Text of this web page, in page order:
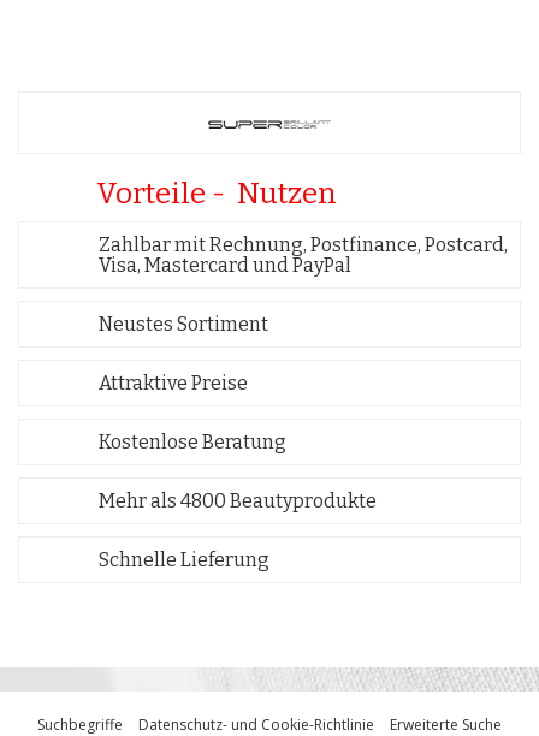
Vorteile - Nutzen
Zahlbar mit Rechnung, Postfinance, Postcard,
Visa, Mastercard und PayPal
Neustes Sortiment
Attraktive Preise
Kostenlose Beratung
Mehr als 4800 Beautyprodukte
Schnelle Lieferung
Suchbegriffe Datenschutz- und Cookie-Richtlinie Erweiterte Suche